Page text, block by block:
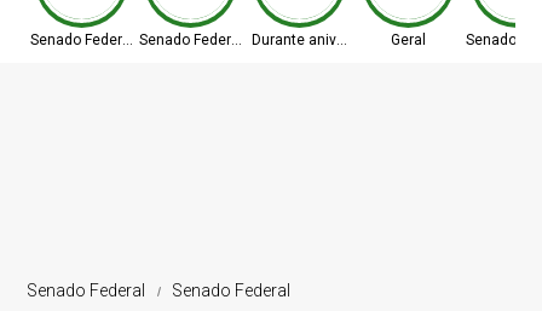
Senado Federal Senado Federal Durante aniversário Geral Senado
Senado Federal Senado Federal